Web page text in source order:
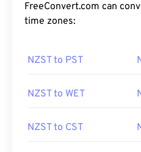
FreeConvert.com can
time zones:
NZST to PST
NZST to WET
NZST to CST